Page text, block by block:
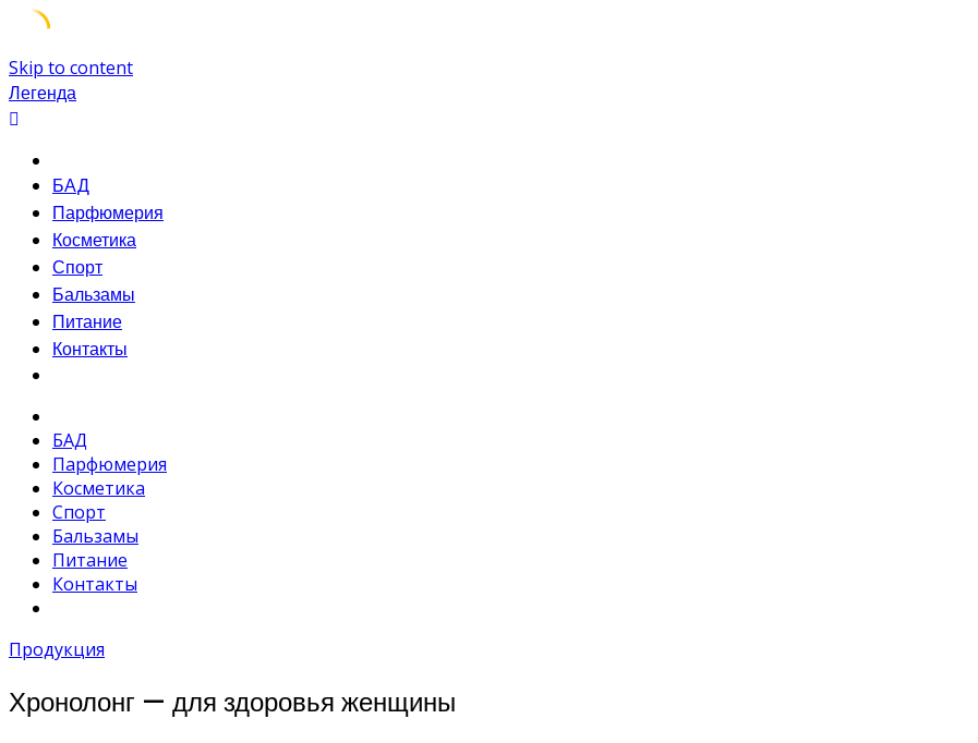
Skip to content
Легенда
БАД
Парфюмерия
Косметика
Спорт
Бальзамы
Питание
Контакты
БАД
Парфюмерия
Косметика
Спорт
Бальзамы
Питание
Контакты
Продукция
Хронолонг — для здоровья женщины